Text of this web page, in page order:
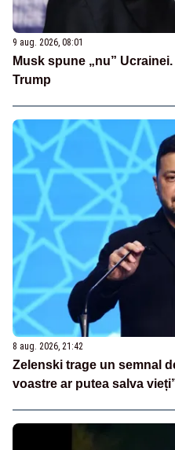
9 aug. 2026, 08:01
Musk spune „nu”
Trump
8 aug. 2026, 21:42
Zelenski trage un semnal
voastre ar putea salva